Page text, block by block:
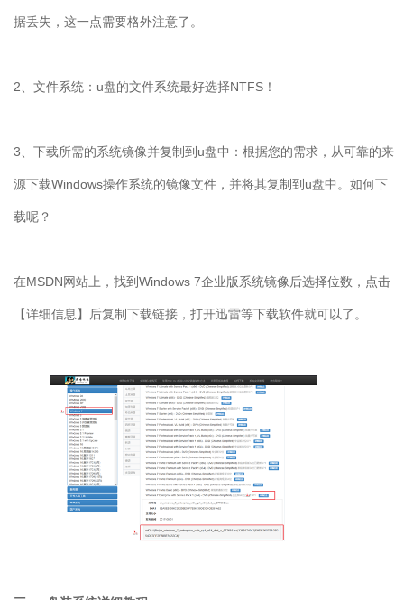
据丢失，这一点需要格外注意了。
2 、文件系统： u盘的文件系统最好选择NTFS ！
3 、下载所需的系统镜像并复制到 u盘中：根据您的需求，从可靠的来
源下载Windows操作系统的镜像文件，并将其复制到 u盘中。如何下
载呢？
在MSDN网站上，找到 Windows 7企业版系统镜像后选择位数，点击
【详细信息】后复制下载链接，打开迅雷等下载软件就可以了。